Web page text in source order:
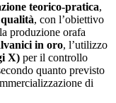
teorico-pratica,
, con l’obiettivo
produzione orafa
in oro, l’utilizzo
X) per il controllo
quanto previsto
di